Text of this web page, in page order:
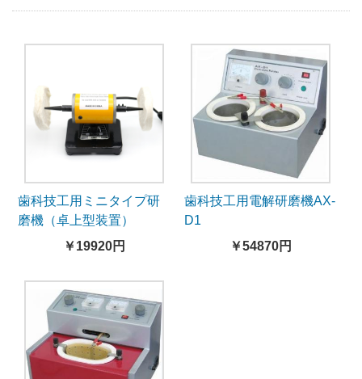
歯科技工用ミニタイプ研
磨機（卓上型装置）
￥19920円
歯科技工用電解研磨機AX-
D1
￥54870円